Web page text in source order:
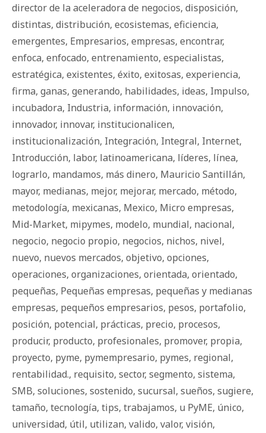
director de la aceleradora de negocios, disposición,
distintas, distribución, ecosistemas, eficiencia,
emergentes, Empresarios, empresas, encontrar,
enfoca, enfocado, entrenamiento, especialistas,
estratégica, existentes, éxito, exitosas, experiencia,
firma, ganas, generando, habilidades, ideas, Impulso,
incubadora, Industria, información, innovación,
innovador, innovar, institucionalicen,
institucionalización, Integración, Integral, Internet,
Introducción, labor, latinoamericana, líderes, línea,
lograrlo, mandamos, más dinero, Mauricio Santillán,
mayor, medianas, mejor, mejorar, mercado, método,
metodología, mexicanas, Mexico, Micro empresas,
Mid-Market, mipymes, modelo, mundial, nacional,
negocio, negocio propio, negocios, nichos, nivel,
nuevo, nuevos mercados, objetivo, opciones,
operaciones, organizaciones, orientada, orientado,
pequeñas, Pequeñas empresas, pequeñas y medianas
empresas, pequeños empresarios, pesos, portafolio,
posición, potencial, prácticas, precio, procesos,
producir, producto, profesionales, promover, propia,
proyecto, pyme, pymempresario, pymes, regional,
rentabilidad., requisito, sector, segmento, sistema,
SMB, soluciones, sostenido, sucursal, sueños, sugiere,
tamaño, tecnología, tips, trabajamos, u PyME, único,
universidad, útil, utilizan, valido, valor, visión,